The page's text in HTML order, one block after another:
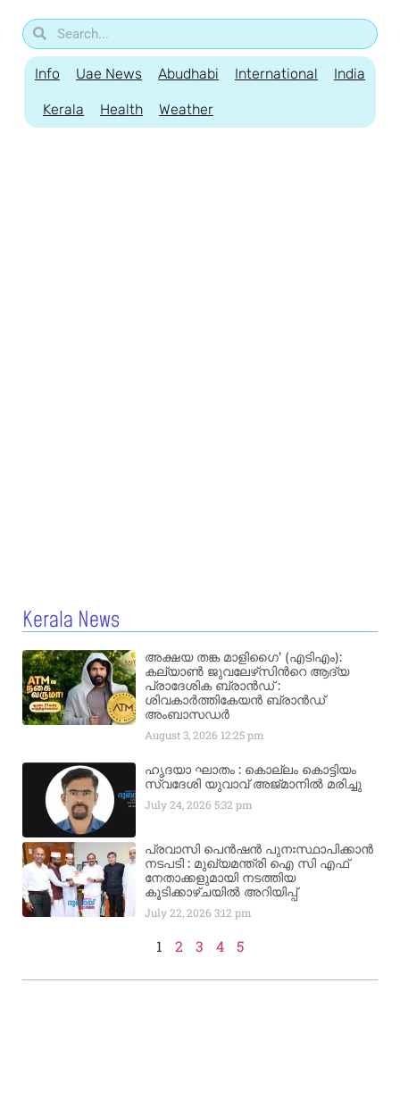
Info Uae News Abudhabi International India
Kerala Health Weather
Kerala News
അക്ഷയ തങ്ക മാളിഗൈ’ (എടിഎം):
കല്യാണ്‍ ജുവലേഴ്‌സിന്‍റെ ആദ്യ
പ്രാദേശിക ബ്രാന്‍ഡ് :
ശിവകാര്‍ത്തികേയന്‍ ബ്രാന്‍ഡ്
അംബാസഡര്‍
August 3, 2026 12:25 pm
ഹൃദയാ ഘാതം : കൊല്ലം കൊട്ടിയം
സ്വദേശി യുവാവ് അജ്മാനിൽ മരിച്ചു
July 24, 20265:32 pm
പ്രവാസി പെൻഷൻ പുനഃസ്ഥാപിക്കാൻ
നടപടി : മുഖ്യമന്ത്രി ഐ സി എഫ്
നേതാക്കളുമായി നടത്തിയ
കൂടിക്കാഴ്ചയിൽ അറിയിപ്പ്
July 22, 20263:12 pm
1 2 3 4 5